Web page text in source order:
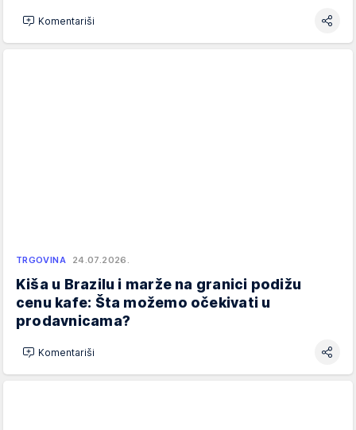
Komentariši
TRGOVINA 24.07.2026.
Kiša u Brazilu i marže na granici podižu
cenu kafe: Šta možemo očekivati u
prodavnicama?
Komentariši